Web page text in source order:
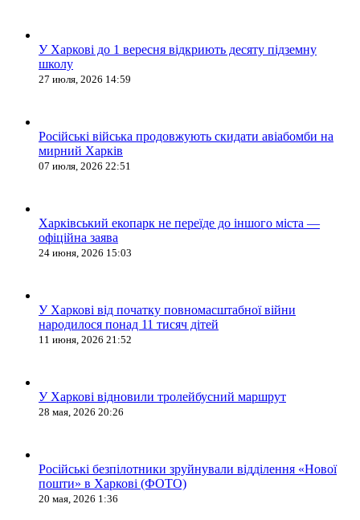
У Харкові до 1 вересня відкриють десяту підземну
школу
27 июля, 2026 14:59
Російські війська продовжують скидати авіабомби на
мирний Харків
07 июля, 2026 22:51
Харківський екопарк не переїде до іншого міста —
офіційна заява
24 июня, 2026 15:03
У Харкові від початку повномасштабної війни
народилося понад 11 тисяч дітей
11 июня, 2026 21:52
У Харкові відновили тролейбусний маршрут
28 мая, 2026 20:26
Російські безпілотники зруйнували відділення «Нової
пошти» в Харкові (ФОТО)
20 мая, 2026 1:36